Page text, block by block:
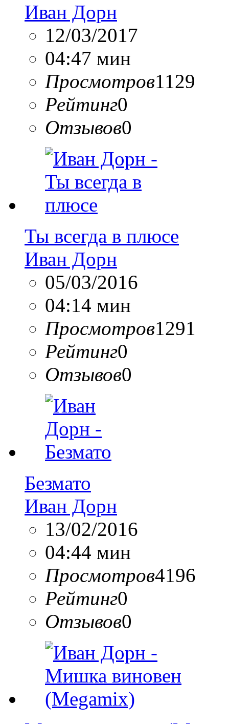
Иван Дорн
12/03/2017
04:47 мин
Просмотров1129
Рейтинг0
Отзывов0
Ты всегда в плюсе
Иван Дорн
05/03/2016
04:14 мин
Просмотров1291
Рейтинг0
Отзывов0
Безмато
Иван Дорн
13/02/2016
04:44 мин
Просмотров4196
Рейтинг0
Отзывов0